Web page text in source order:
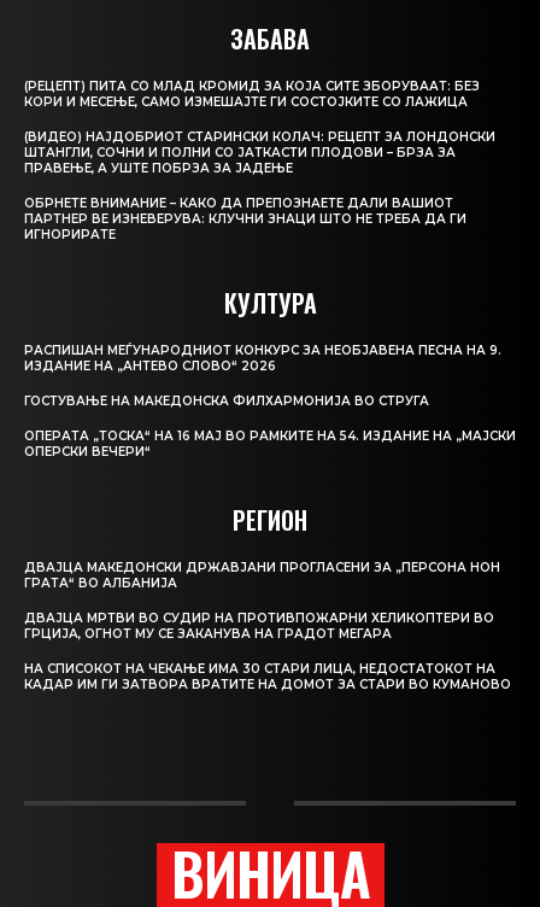
ЗАБАВА
(РЕЦЕПТ) ПИТА СО МЛАД КРОМИД ЗА КОЈА СИТЕ ЗБОРУВААТ: БЕЗ
КОРИ И МЕСЕЊЕ, САМО ИЗМЕШАЈТЕ ГИ СОСТОЈКИТЕ СО ЛАЖИЦА
(ВИДЕО) НАЈДОБРИОТ СТАРИНСКИ КОЛАЧ: РЕЦЕПТ ЗА ЛОНДОНСКИ
ШТАНГЛИ, СОЧНИ И ПОЛНИ СО ЈАТКАСТИ ПЛОДОВИ – БРЗА ЗА
ПРАВЕЊЕ, А УШТЕ ПОБРЗА ЗА ЈАДЕЊЕ
ОБРНЕТЕ ВНИМАНИЕ – КАКО ДА ПРЕПОЗНАЕТЕ ДАЛИ ВАШИОТ
ПАРТНЕР ВЕ ИЗНЕВЕРУВА: КЛУЧНИ ЗНАЦИ ШТО НЕ ТРЕБА ДА ГИ
ИГНОРИРАТЕ
КУЛТУРА
РАСПИШАН МЕЃУНАРОДНИОТ КОНКУРС ЗА НЕОБЈАВЕНА ПЕСНА НА 9.
ИЗДАНИЕ НА „АНТЕВО СЛОВО“ 2026
ГОСТУВАЊЕ НА МАКЕДОНСКА ФИЛХАРМОНИЈА ВО СТРУГА
ОПЕРАТА „ТОСКА“ НА 16 МАЈ ВО РАМКИТЕ НА 54. ИЗДАНИЕ НА „МАЈСКИ
ОПЕРСКИ ВЕЧЕРИ“
РЕГИОН
ДВАЈЦА МАКЕДОНСКИ ДРЖАВЈАНИ ПРОГЛАСЕНИ ЗА „ПЕРСОНА НОН
ГРАТА“ ВО АЛБАНИЈА
ДВАЈЦА МРТВИ ВО СУДИР НА ПРОТИВПОЖАРНИ ХЕЛИКОПТЕРИ ВО
ГРЦИЈА, ОГНОТ МУ СЕ ЗАКАНУВА НА ГРАДОТ МЕГАРА
НА СПИСОКОТ НА ЧЕКАЊЕ ИМА 30 СТАРИ ЛИЦА, НЕДОСТАТОКОТ НА
КАДАР ИМ ГИ ЗАТВОРА ВРАТИТЕ НА ДОМОТ ЗА СТАРИ ВО КУМАНОВО
ВИНИЦА